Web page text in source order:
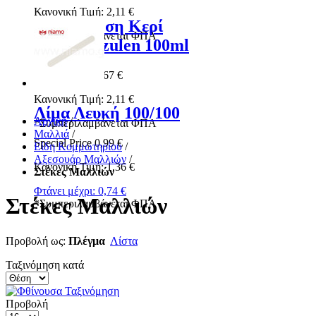
Κανονική Τιμή: 2,11 €
*Συμπεριλαμβάνεται ΦΠΑ
Αποτρίχωση Κερί
Ρολέτα Azulen 100ml
1,67 €
Κανονική Τιμή: 2,11 €
*Συμπεριλαμβάνεται ΦΠΑ
Λίμα Λευκή 100/100
Special Price 0,99 €
Κανονική Τιμή: 1,36 €
Φτάνει μέχρι: 0,74 €
*Συμπεριλαμβάνεται ΦΠΑ
Αρχική /
Μαλλιά /
Είδη Κομμωτηρίου /
Αξεσουάρ Μαλλιών /
Στέκες Μαλλιών
Στέκες Μαλλιών
Προβολή ως: Πλέγμα Λίστα
Ταξινόμηση κατά
Προβολή